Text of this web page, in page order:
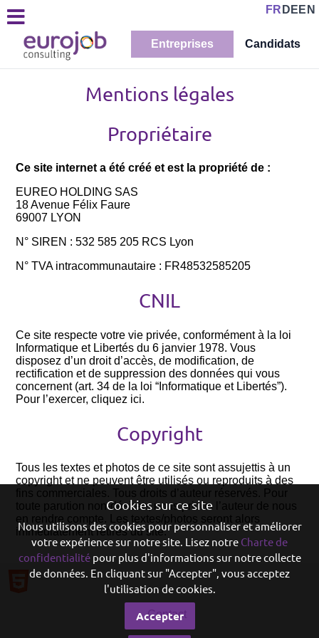
FR DE EN
Entreprises Candidats
Mentions légales
Propriétaire
Ce site internet a été créé et est la propriété de :
EUREO HOLDING SAS
18 Avenue Félix Faure
69007 LYON
N° SIREN : 532 585 205 RCS Lyon
N° TVA intracommunautaire : FR48532585205
CNIL
Ce site respecte votre vie privée, conformément à la loi
Informatique et Libertés du 6 janvier 1978. Vous
disposez d’un droit d’accès, de modification, de
rectification et de suppression des données qui vous
concernent (art. 34 de la loi “Informatique et Libertés”).
Pour l’exercer, cliquez ici.
Copyright
Tous les textes et photos de ce site sont assujettis à un
copyright et ne peuvent être utilisés ou reproduits à des
fins commerciales. Tous droits d’auteur réservés. Pour
toute parution non-désirée, nous prions l’auteur de nous
en rendre compte. Les textes/photos seront alors
immédiatement retirés du site.
Contact
Cookies sur ce site
Nous utilisons des cookies pour personnaliser et améliorer
votre expérience sur notre site. Lisez notre Charte de
confidentialitépour plus d'informations sur notre collecte
de données. En cliquant sur "Accepter", vous acceptez
l'utilisation de cookies.
Accepter